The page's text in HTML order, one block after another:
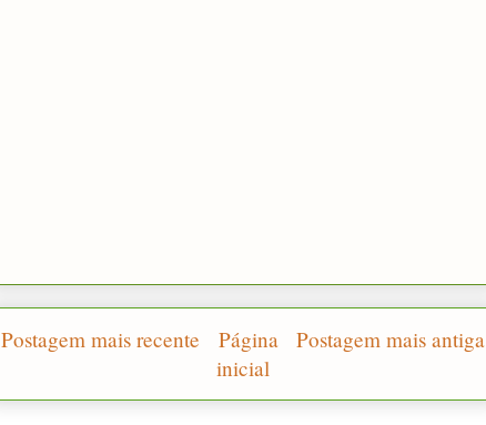
Postagem mais recente Postagem mais antiga
Página
inicial